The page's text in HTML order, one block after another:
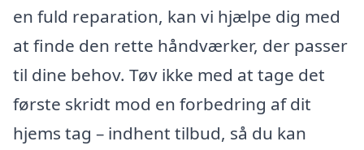
en fuld reparation, kan vi hjælpe dig med
at finde den rette håndværker, der passer
til dine behov. Tøv ikke med at tage det
første skridt mod en forbedring af dit
hjems tag – indhent tilbud, så du kan